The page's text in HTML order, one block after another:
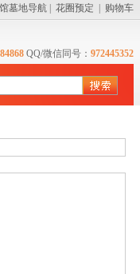
墓地导航 花圈预定 购物车
QQ/微信同号： 972445352